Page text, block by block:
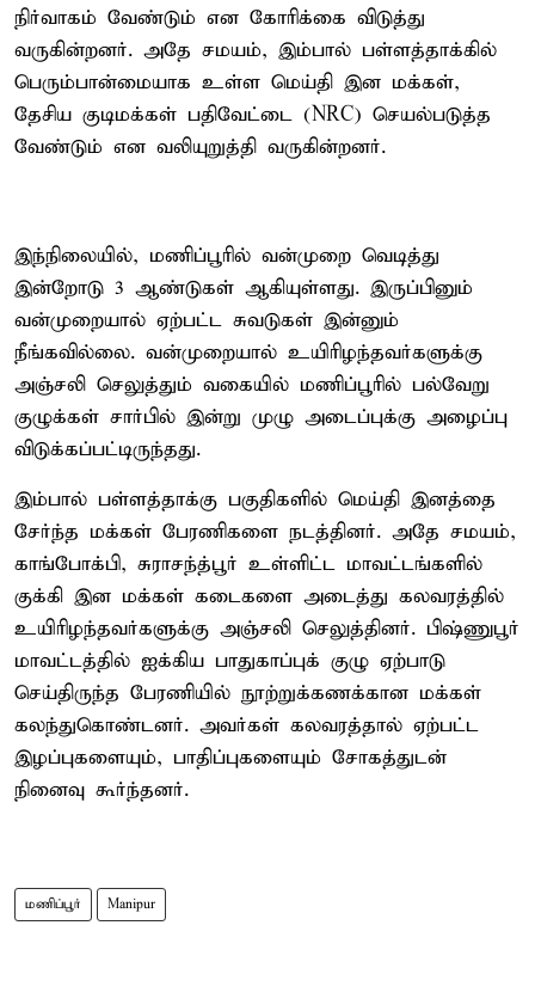
நிர்வாகம் வேண்டும் என கோரிக்கை விடுத்து
வருகின்றனர். அதே சமயம், இம்பால் பள்ளத்தாக்கில்
பெரும்பான்மையாக உள்ள மெய்தி இன மக்கள்,
தேசிய குடிமக்கள் பதிவேட்டை (NRC) செயல்படுத்த
வேண்டும் என வலியுறுத்தி வருகின்றனர்.
இந்நிலையில், மணிப்பூரில் வன்முறை வெடித்து
இன்றோடு 3 ஆண்டுகள் ஆகியுள்ளது. இருப்பினும்
வன்முறையால் ஏற்பட்ட சுவடுகள் இன்னும்
நீங்கவில்லை. வன்முறையால் உயிரிழந்தவர்களுக்கு
அஞ்சலி செலுத்தும் வகையில் மணிப்பூரில் பல்வேறு
குழுக்கள் சார்பில் இன்று முழு அடைப்புக்கு அழைப்பு
விடுக்கப்பட்டிருந்தது.
இம்பால் பள்ளத்தாக்கு பகுதிகளில் மெய்தி இனத்தை
சேர்ந்த மக்கள் பேரணிகளை நடத்தினர். அதே சமயம்,
காங்போக்பி, சுராசந்த்பூர் உள்ளிட்ட மாவட்டங்களில்
குக்கி இன மக்கள் கடைகளை அடைத்து கலவரத்தில்
உயிரிழந்தவர்களுக்கு அஞ்சலி செலுத்தினர். பிஷ்ணுபூர்
மாவட்டத்தில் ஐக்கிய பாதுகாப்புக் குழு ஏற்பாடு
செய்திருந்த பேரணியில் நூற்றுக்கணக்கான மக்கள்
கலந்துகொண்டனர். அவர்கள் கலவரத்தால் ஏற்பட்ட
இழப்புகளையும், பாதிப்புகளையும் சோகத்துடன்
நினைவு கூர்ந்தனர்.
மணிப்பூர் Manipur